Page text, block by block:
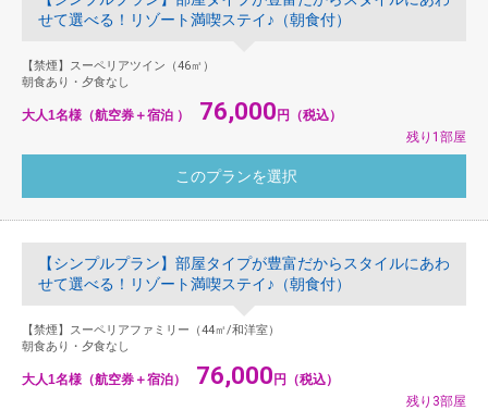
せて選べる！リゾート満喫ステイ♪（朝食付）
【禁煙】スーペリアツイン（46㎡）
朝食あり・夕食なし
大人1名様（航空券＋宿泊 ） 76,000円（税込）
残り1部屋
【シンプルプラン】部屋タイプが豊富だからスタイルにあわ
せて選べる！リゾート満喫ステイ♪（朝食付）
【禁煙】スーペリアファミリー（44㎡/和洋室）
朝食あり・夕食なし
大人1名様（航空券＋宿泊） 76,000円（税込）
残り3部屋